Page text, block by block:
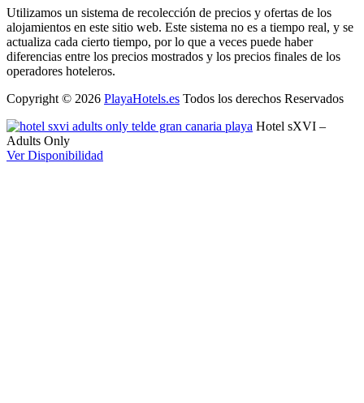
Utilizamos un sistema de recolección de precios y ofertas de los
alojamientos en este sitio web. Este sistema no es a tiempo real, y se
actualiza cada cierto tiempo, por lo que a veces puede haber
diferencias entre los precios mostrados y los precios finales de los
operadores hoteleros.
Copyright © 2026 PlayaHotels.es Todos los derechos Reservados
Hotel sXVI –
Adults Only
Ver Disponibilidad